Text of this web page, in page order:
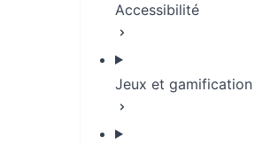
Accessibilité
Jeux et gamification